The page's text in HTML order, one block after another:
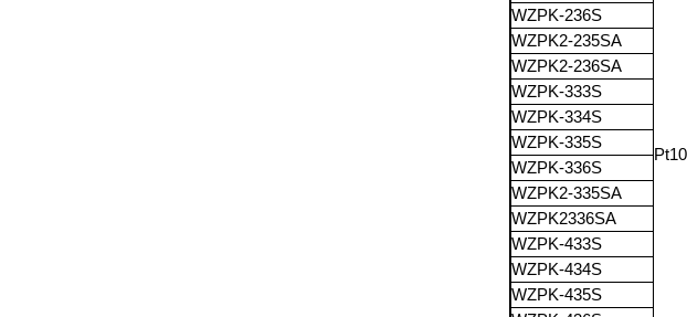
WZPK-236S
WZPK2-235SA
WZPK2-236SA
WZPK-333S
WZPK-334S
WZPK-335S
WZPK-336S
WZPK2-335SA
WZPK2336SA
WZPK-433S
WZPK-434S
WZPK-435S